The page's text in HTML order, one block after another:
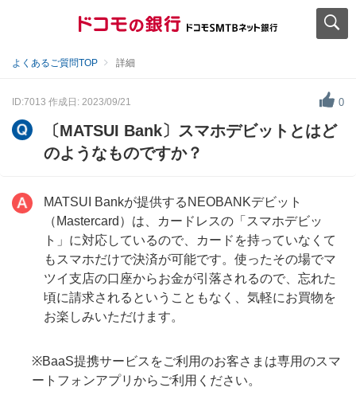
よくあるご質問TOP 詳細
ID:7013 作成日: 2023/09/21 0
〔MATSUI Bank〕スマホデビットとはど
のようなものですか？
MATSUI Bankが提供するNEOBANKデビット
（Mastercard）は、カードレスの「スマホデビッ
ト」に対応しているので、カードを持っていなくて
もスマホだけで決済が可能です。使ったその場でマ
ツイ支店の口座からお金が引落されるので、忘れた
頃に請求されるということもなく、気軽にお買物を
お楽しみいただけます。
※BaaS提携サービスをご利用のお客さまは専用のスマ
ートフォンアプリからご利用ください。